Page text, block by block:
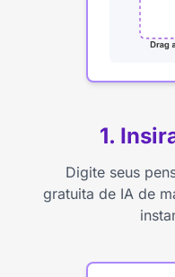
1.
Digite seus
gratuita de IA de